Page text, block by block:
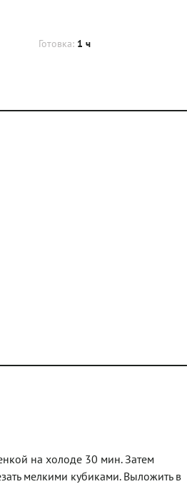
Готовка: 1 ч
на холоде 30 мин. Затем
мелкими кубиками. Выложить в